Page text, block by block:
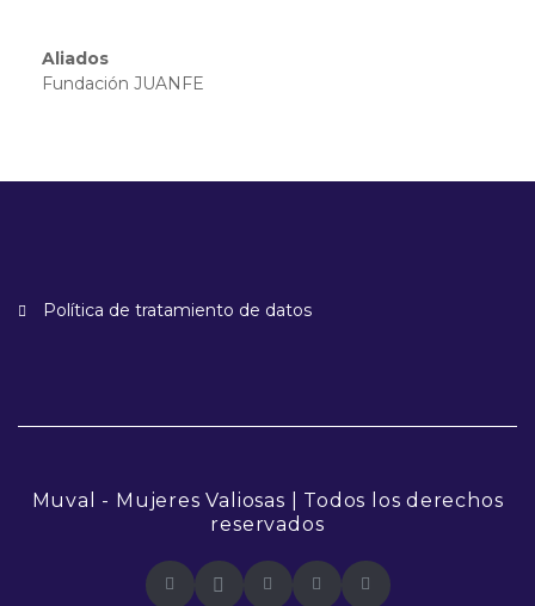
Aliados
Fundación JUANFE
Política de tratamiento de datos
Muval - Mujeres Valiosas | Todos los derechos
reservados